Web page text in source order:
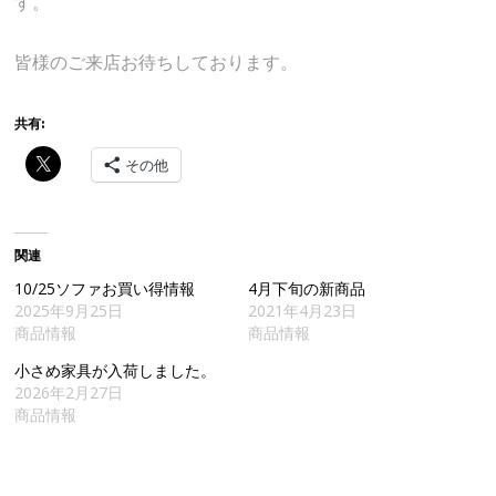
皆様のご来店お待ちしております。
共有:
その他
関連
10/25ソファお買い得情報
2025年9月25日
商品情報
4月下旬の新商品
2021年4月23日
商品情報
小さめ家具が入荷しました。
2026年2月27日
商品情報